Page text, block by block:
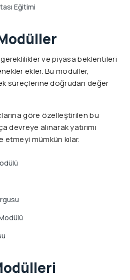
Eğitimi
ve piyasa beklentileri
ekler. Bu modüller,
süreçlerine doğrudan değer
göre özelleştirilen bu
devreye alınarak yatırımı
mümkün kılar.